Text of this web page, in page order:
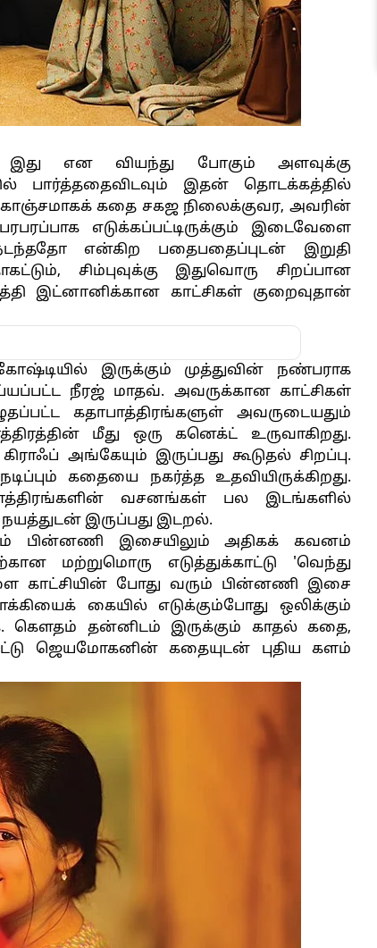
இது என வியந்து போகும் அளவுக்கு
பார்த்ததைவிடவும் இதன் தொடக்கத்தில்
கதை சகஜ நிலைக்குவர, அவரின்
எடுக்கப்பட்டிருக்கும் இடைவேளை
என்கிற பதைபதைப்புடன் இறுதி
சிம்புவுக்கு இதுவொரு சிறப்பான
இட்னானிக்கான காட்சிகள் குறைவுதான்
இருக்கும் முத்துவின் நண்பராக
நீரஜ் மாதவ். அவருக்கான காட்சிகள்
கதாபாத்திரங்களுள் அவருடையதும்
மீது ஒரு கனெக்ட் உருவாகிறது.
அங்கேயும் இருப்பது கூடுதல் சிறப்பு.
கதையை நகர்த்த உதவியிருக்கிறது.
வசனங்கள் பல இடங்களில்
இருப்பது இடறல்.
பின்னணி இசையிலும் அதிகக் கவனம்
மற்றுமொரு எடுத்துக்காட்டு 'வெந்து
காட்சியின் போது வரும் பின்னணி இசை
கையில் எடுக்கும்போது ஒலிக்கும்
கௌதம் தன்னிடம் இருக்கும் காதல் கதை,
ஜெயமோகனின் கதையுடன் புதிய களம்